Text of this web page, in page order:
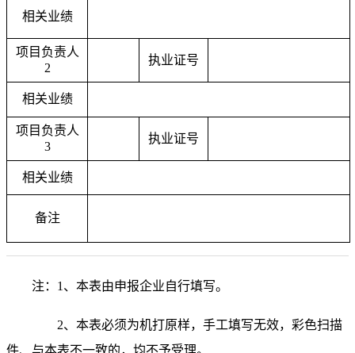
相关业绩
项目负责人
2
执业证号
相关业绩
项目负责人
3
执业证号
相关业绩
备注
注： 1、本表由申报企业自行填写。
2、本表必须为机打原样，手工填写无效，彩色扫描
件、与本表不一致的，均不予受理。